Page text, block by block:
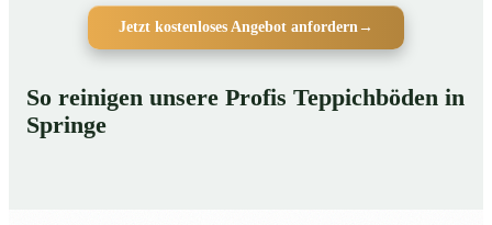
Jetzt kostenloses Angebot anfordern→
So reinigen unsere Profis Teppichböden in
Springe